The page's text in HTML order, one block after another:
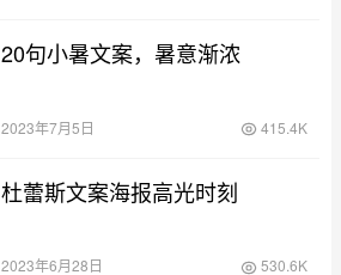
20句小暑文案，暑意渐浓
2023年7月5日 415.4K
杜蕾斯文案海报高光时刻
2023年6月28日 530.6K